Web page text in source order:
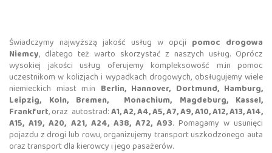
Świadczymy najwyższą jakość usług w opcji pomoc drogowa
Niemcy, dlatego też warto skorzystać z naszych usług. Oprócz
wysokiej jakości usług oferujemy kompleksowość m.in pomoc
uczestnikom w kolizjach i wypadkach drogowych, obsługujemy wiele
niemieckich miast m.in Berlin, Hannover, Dortmund, Hamburg,
Leipzig, Koln, Bremen, Monachium, Magdeburg, Kassel,
Frankfurt, oraz autostrad: A1, A2, A4, A5, A7, A9, A10, A12, A13, A14,
A15, A19, A20, A21, A24, A38, A72, A93. Pomagamy w usunięci
pojazdu z drogi lub rowu, organizujemy transport uszkodzonego auta
oraz transport dla kierowcy i jego pasażerów.